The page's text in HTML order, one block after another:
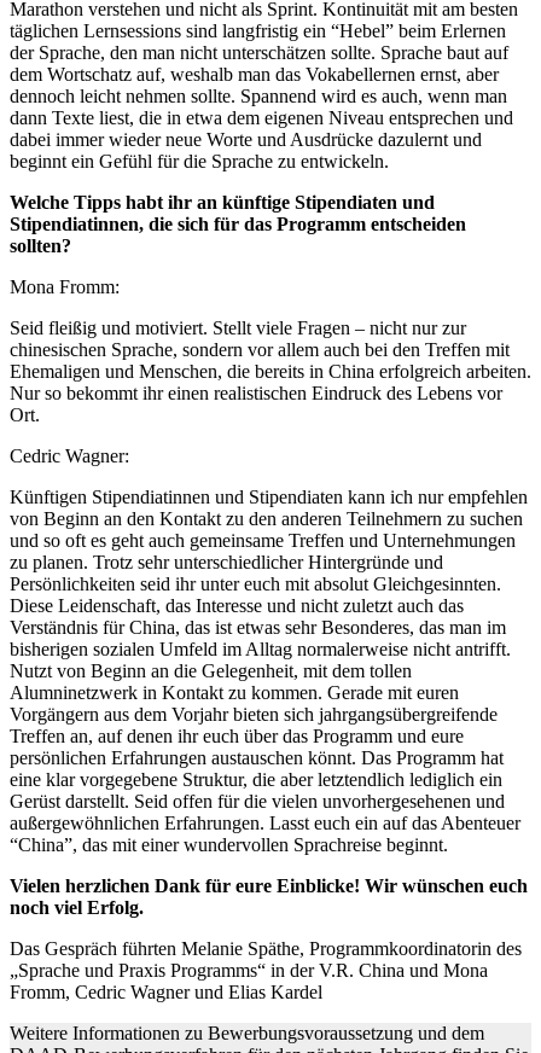
Marathon verstehen und nicht als Sprint. Kontinuität mit am besten
täglichen Lernsessions sind langfristig ein “Hebel” beim Erlernen
der Sprache, den man nicht unterschätzen sollte. Sprache baut auf
dem Wortschatz auf, weshalb man das Vokabellernen ernst, aber
dennoch leicht nehmen sollte. Spannend wird es auch, wenn man
dann Texte liest, die in etwa dem eigenen Niveau entsprechen und
dabei immer wieder neue Worte und Ausdrücke dazulernt und
beginnt ein Gefühl für die Sprache zu entwickeln.
Welche Tipps habt ihr an künftige Stipendiaten und
Stipendiatinnen, die sich für das Programm entscheiden
sollten?
Mona Fromm:
Seid fleißig und motiviert. Stellt viele Fragen – nicht nur zur
chinesischen Sprache, sondern vor allem auch bei den Treffen mit
Ehemaligen und Menschen, die bereits in China erfolgreich arbeiten.
Nur so bekommt ihr einen realistischen Eindruck des Lebens vor
Ort.
Cedric Wagner:
Künftigen Stipendiatinnen und Stipendiaten kann ich nur empfehlen
von Beginn an den Kontakt zu den anderen Teilnehmern zu suchen
und so oft es geht auch gemeinsame Treffen und Unternehmungen
zu planen. Trotz sehr unterschiedlicher Hintergründe und
Persönlichkeiten seid ihr unter euch mit absolut Gleichgesinnten.
Diese Leidenschaft, das Interesse und nicht zuletzt auch das
Verständnis für China, das ist etwas sehr Besonderes, das man im
bisherigen sozialen Umfeld im Alltag normalerweise nicht antrifft.
Nutzt von Beginn an die Gelegenheit, mit dem tollen
Alumninetzwerk in Kontakt zu kommen. Gerade mit euren
Vorgängern aus dem Vorjahr bieten sich jahrgangsübergreifende
Treffen an, auf denen ihr euch über das Programm und eure
persönlichen Erfahrungen austauschen könnt. Das Programm hat
eine klar vorgegebene Struktur, die aber letztendlich lediglich ein
Gerüst darstellt. Seid offen für die vielen unvorhergesehenen und
außergewöhnlichen Erfahrungen. Lasst euch ein auf das Abenteuer
“China”, das mit einer wundervollen Sprachreise beginnt.
Vielen herzlichen Dank für eure Einblicke! Wir wünschen euch
noch viel Erfolg.
Das Gespräch führten Melanie Späthe, Programmkoordinatorin des
„Sprache und Praxis Programms“ in der V.R. China und Mona
Fromm, Cedric Wagner und Elias Kardel
Weitere Informationen zu Bewerbungsvoraussetzung und dem